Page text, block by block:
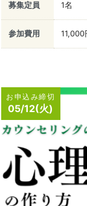
募集定員 1名
参加費用 11,000
お申込み締切
05/12(火)